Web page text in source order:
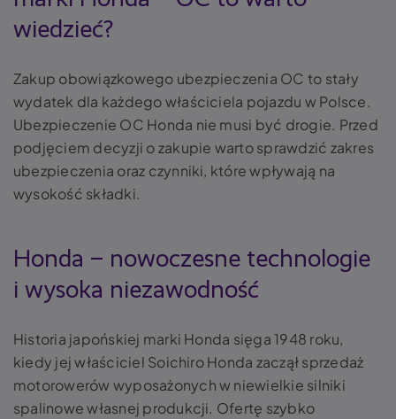
wiedzieć?
Zakup obowiązkowego ubezpieczenia OC to stały
wydatek dla każdego właściciela pojazdu w Polsce.
Ubezpieczenie OC Honda nie musi być drogie. Przed
podjęciem decyzji o zakupie warto sprawdzić zakres
ubezpieczenia oraz czynniki, które wpływają na
wysokość składki.
Honda – nowoczesne technologie
i wysoka niezawodność
Historia japońskiej marki Honda sięga 1948 roku,
kiedy jej właściciel Soichiro Honda zaczął sprzedaż
motorowerów wyposażonych w niewielkie silniki
spalinowe własnej produkcji. Ofertę szybko